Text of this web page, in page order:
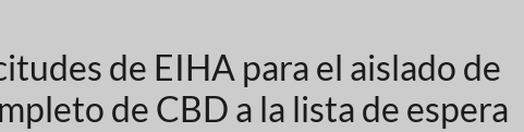
de EIHA para el aislado de
de CBD a la lista de espera